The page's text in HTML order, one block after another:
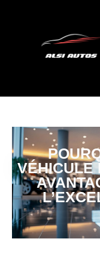
VÉHICULE